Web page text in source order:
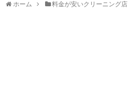
ホーム 料金が安いクリーニング店